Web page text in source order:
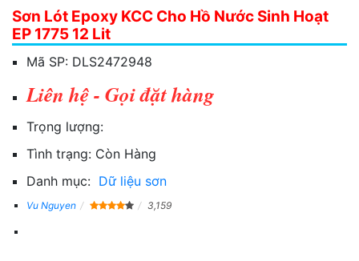
Sơn Lót Epoxy KCC Cho Hồ Nước Sinh Hoạt
EP 1775 12 Lit
Mã SP: DLS2472948
Liên hệ - Gọi đặt hàng
Trọng lượng:
Tình trạng: Còn Hàng
Danh mục: Dữ liệu sơn
Vu Nguyen 3,159